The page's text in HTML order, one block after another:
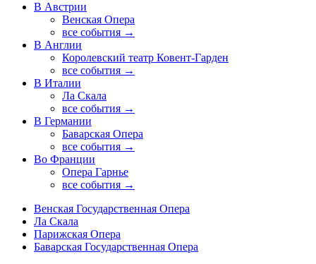
В Австрии
Венская Опера
все события →
В Англии
Королевский театр Ковент-Гарден
все события →
В Италии
Ла Скала
все события →
В Германии
Баварская Опера
все события →
Во Франции
Опера Гарнье
все события →
Венская Государственная Опера
Ла Скала
Парижская Опера
Баварская Государственная Опера